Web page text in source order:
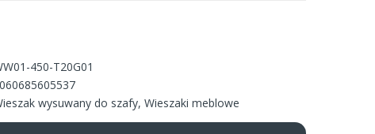
450-T20G01
wysuwany do szafy, Wieszaki meblowe